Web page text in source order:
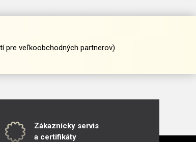
pre veľkoobchodných partnerov)
Zákaznícky servis
a certifikáty